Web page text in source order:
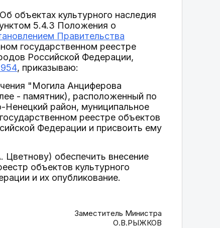
объектах культурного наследия
5.4.3 Положения о
Правительства
государственном реестре
Российской Федерации,
, приказываю:
"Могила Анциферова
- памятник), расположенный по
район, муниципальное
реестре объектов
Федерации и присвоить ему
Цветнову) обеспечить внесение
объектов культурного
и их опубликование.
Заместитель Министра
О.В.РЫЖКОВ